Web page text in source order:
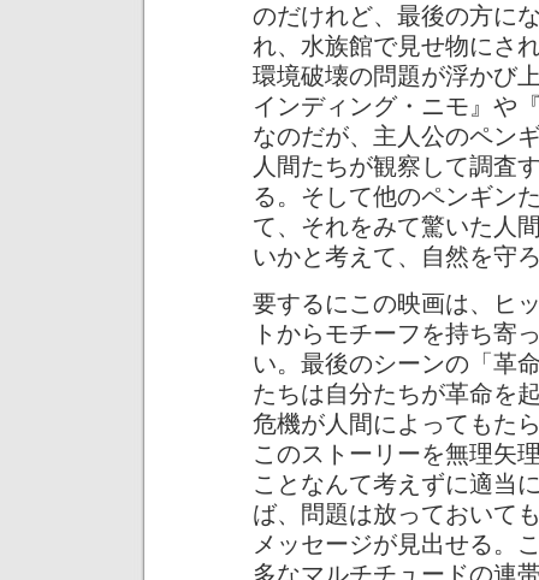
のだけれど、最後の方に
れ、水族館で見せ物にさ
環境破壊の問題が浮かび
インディング・ニモ』や
なのだが、主人公のペン
人間たちが観察して調査
る。そして他のペンギン
て、それをみて驚いた人
いかと考えて、自然を守
要するにこの映画は、ヒ
トからモチーフを持ち寄
い。最後のシーンの「革
たちは自分たちが革命を
危機が人間によってもた
このストーリーを無理矢
ことなんて考えずに適当
ば、問題は放っておいて
メッセージが見出せる。
多なマルチチュードの連